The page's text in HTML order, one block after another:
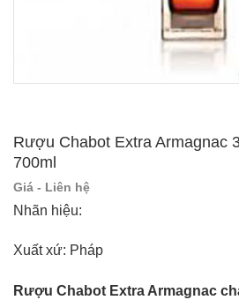
Rượu Chabot Extra Armagnac
700ml
Giá - Liên hệ
Nhãn hiệu:
Xuất xứ: Pháp
Rượu Chabot Extra Armagnac